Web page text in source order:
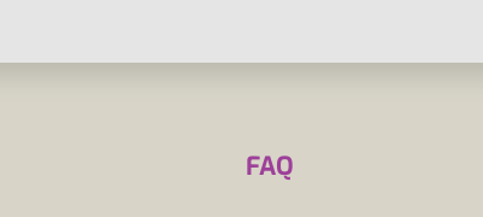
FAQ